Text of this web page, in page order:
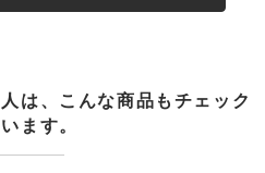
は、こんな商品もチェック
ます。